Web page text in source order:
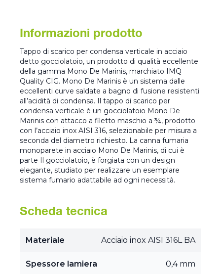
Informazioni prodotto
Tappo di scarico per condensa verticale in acciaio
detto gocciolatoio, un prodotto di qualità eccellente
della gamma Mono De Marinis, marchiato IMQ
Quality CIG. Mono De Marinis è un sistema dalle
eccellenti curve saldate a bagno di fusione resistenti
all’acidità di condensa. Il tappo di scarico per
condensa verticale è un gocciolatoio Mono De
Marinis con attacco a filetto maschio a ¾, prodotto
con l’acciaio inox AISI 316, selezionabile per misura a
seconda del diametro richiesto. La canna fumaria
monoparete in acciaio Mono De Marinis, di cui è
parte Il gocciolatoio, è forgiata con un design
elegante, studiato per realizzare un esemplare
sistema fumario adattabile ad ogni necessità.
Scheda tecnica
Materiale Acciaio inox AISI 316L BA
Spessore lamiera 0,4 mm